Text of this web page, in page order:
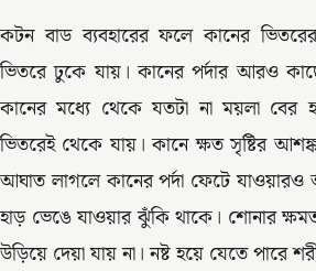
কটন বাড ব্যবহারের ফলে কানের
ভিতরে ঢুকে যায়। কানের পর্দার আরও
কানের মধ্যে থেকে যতটা না ময়লা বের
ভিতরেই থেকে যায়। কানে ক্ষত সৃষ্টির
আঘাত লাগলে কানের পর্দা ফেটে যাওয়ারও
হাড় ভেঙে যাওয়ার ঝুঁকি থাকে। শোনার
উড়িয়ে দেয়া যায় না। নষ্ট হয়ে যেতে পারে